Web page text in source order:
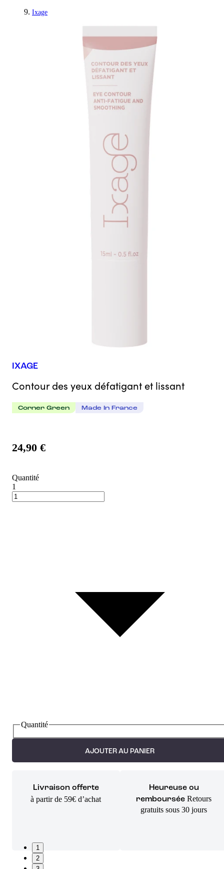
Ixage
IXAGE
Contour des yeux défatigant et lissant
Corner Green Made In France
24,90 €
Quantité
1
Quantité
AJOUTER AU PANIER
Livraison offerte
à partir de 59€ d’achat
Heureuse ou
remboursée Retours
gratuits sous 30 jours
1
2